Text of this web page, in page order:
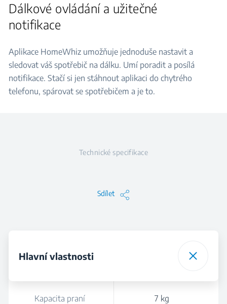
Dálkové ovládání a užitečné
notifikace
Aplikace HomeWhiz umožňuje jednoduše nastavit a
sledovat váš spotřebič na dálku. Umí poradit a posílá
notifikace. Stačí si jen stáhnout aplikaci do chytrého
telefonu, spárovat se spotřebičem a je to.
Technické specifikace
Sdílet
Hlavní vlastnosti
Kapacita praní 7 kg